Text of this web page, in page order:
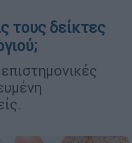
τους δείκτες